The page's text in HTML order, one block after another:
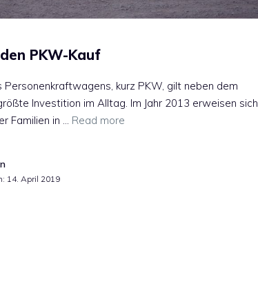
PKW-Kauf
Personenkraftwagens, kurz PKW, gilt neben dem
Investition im Alltag. Im Jahr 2013 erweisen sich
Familien in … Read more
14. April 2019